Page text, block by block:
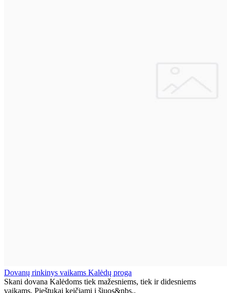
Dovanų rinkinys vaikams Kalėdų proga
Skani dovana Kalėdoms tiek mažesniems, tiek ir didesniems
vaikams. Pieštukai keičiami į šiuos&nbs..